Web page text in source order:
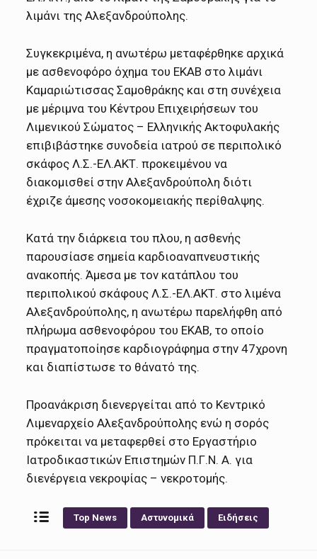
λιμάνι της Αλεξανδρούπολης.
Συγκεκριμένα, η ανωτέρω μεταφέρθηκε αρχικά
με ασθενοφόρο όχημα του ΕΚΑΒ στο λιμάνι
Καμαριώτισσας Σαμοθράκης και στη συνέχεια
με μέριμνα του Κέντρου Επιχειρήσεων του
Λιμενικού Σώματος – Ελληνικής Ακτοφυλακής
επιβιβάστηκε συνοδεία ιατρού σε περιπολικό
σκάφος Λ.Σ.-ΕΛ.ΑΚΤ. προκειμένου να
διακομισθεί στην Αλεξανδρούπολη διότι
έχριζε άμεσης νοσοκομειακής περίθαλψης.
Κατά την διάρκεια του πλου, η ασθενής
παρουσίασε σημεία καρδιοαναπνευστικής
ανακοπής. Άμεσα με τον κατάπλου του
περιπολικού σκάφους Λ.Σ.-ΕΛ.ΑΚΤ. στο λιμένα
Αλεξανδρούπολης, η ανωτέρω παρελήφθη από
πλήρωμα ασθενοφόρου του ΕΚΑΒ, το οποίο
πραγματοποίησε καρδιογράφημα στην 47χρονη
και διαπίστωσε το θάνατό της.
Προανάκριση διενεργείται από το Κεντρικό
Λιμεναρχείο Αλεξανδρούπολης ενώ η σορός
πρόκειται να μεταφερθεί στο Εργαστήριο
Ιατροδικαστικών Επιστημών Π.Γ.Ν. Α. για
διενέργεια νεκροψίας – νεκροτομής.
Top News Αστυνομικά Ειδήσεις